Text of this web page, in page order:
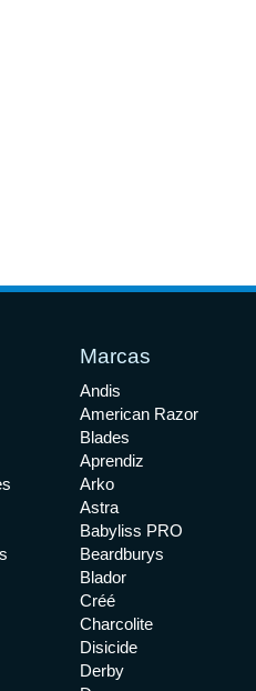
Marcas
Andis
American Razor
Blades
Aprendiz
Arko
Astra
Babyliss PRO
Beardburys
Blador
Créé
Charcolite
Disicide
Derby